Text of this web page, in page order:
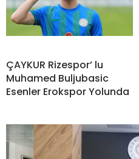
ÇAYKUR Rizespor’ lu
Muhamed Buljubasic
Esenler Erokspor Yolunda